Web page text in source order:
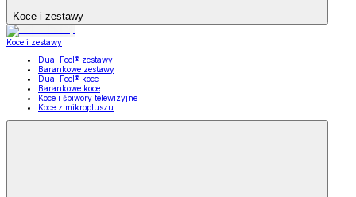
Koce i zestawy
Koce i zestawy
Dual Feel® zestawy
Barankowe zestawy
Dual Feel® koce
Barankowe koce
Koce i śpiwory telewizyjne
Koce z mikropluszu